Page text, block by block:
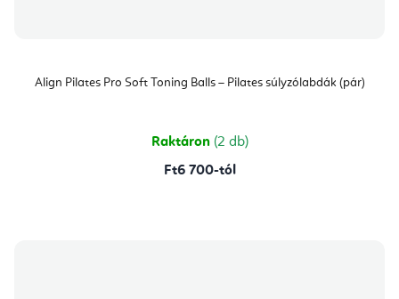
Align Pilates Pro Soft Toning Balls – Pilates súlyzólabdák (pár)
Raktáron (2 db)
Ft6 700-tól